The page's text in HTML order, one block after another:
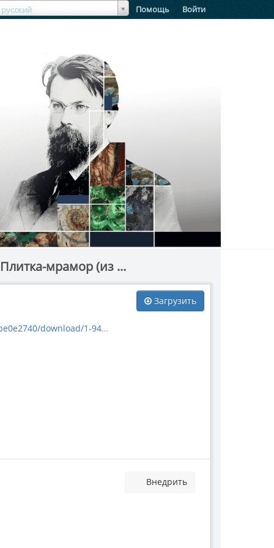
русский Помощь Войти
мрамор (из ...
Загрузить
1-947-59061.jpg
Внедрить